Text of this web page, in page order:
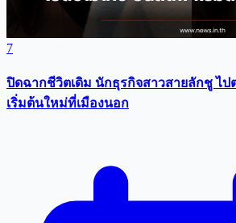
7
ปิดฉากชีวิตเดิม นักธุรกิจสาวสายลักชู ไ
เริ่มต้นใหม่ที่เมืองนอก